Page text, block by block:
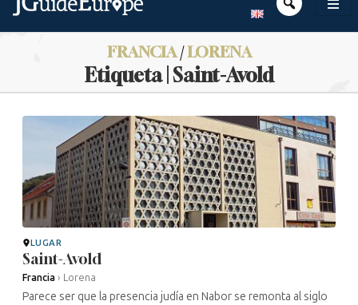
FRANCIA/LORENA
Etiqueta | Saint-Avold
LUGAR
Saint-Avold
Francia › Lorena
Parece ser que la presencia judía en Nabor se remonta al siglo